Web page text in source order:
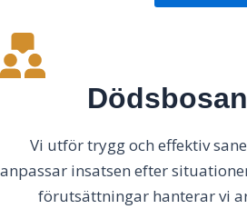
Vi utför trygg och effektiv
anpassar insatsen efter
förutsättningar hanterar vi